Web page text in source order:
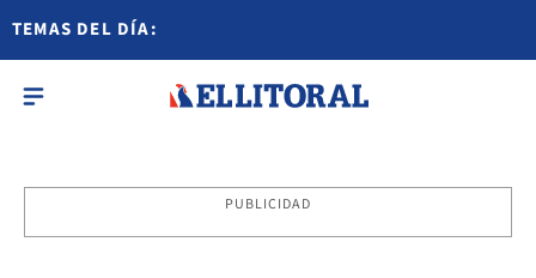
TEMAS DEL DÍA:
PUBLICIDAD